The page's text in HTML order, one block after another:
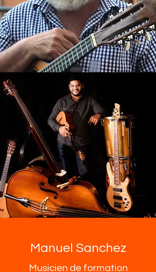
Manuel Sanchez
Musicien de formation